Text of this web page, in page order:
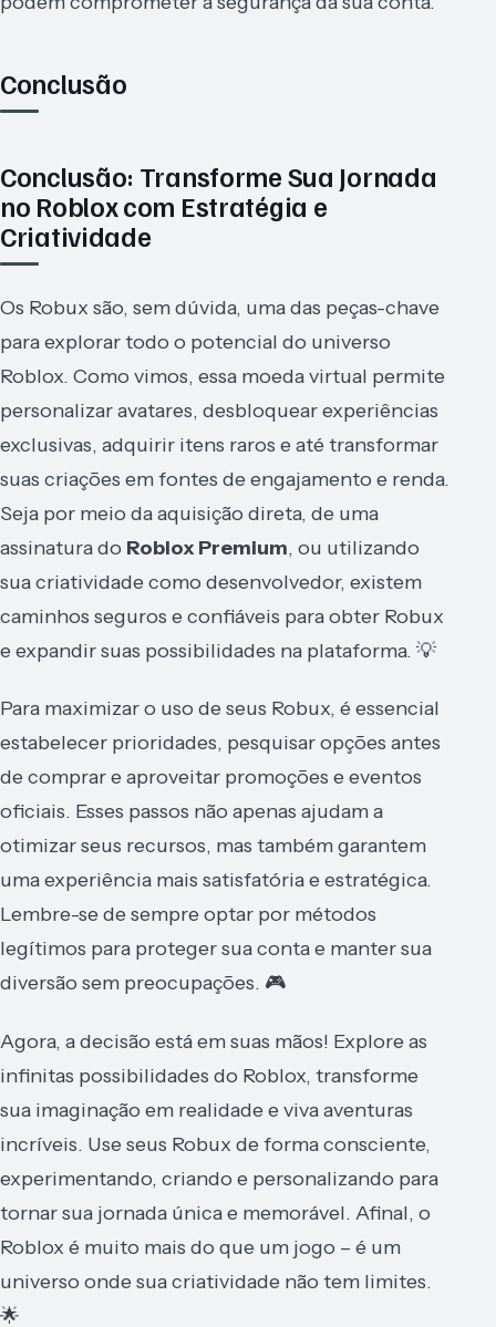
Conclusão
Conclusão: Transforme Sua Jornada
no Roblox com Estratégia e
Criatividade
Os Robux são, sem dúvida, uma das peças-chave
para explorar todo o potencial do universo
Roblox. Como vimos, essa moeda virtual permite
personalizar avatares, desbloquear experiências
exclusivas, adquirir itens raros e até transformar
suas criações em fontes de engajamento e renda.
Seja por meio da aquisição direta, de uma
assinatura do Roblox Premium, ou utilizando
sua criatividade como desenvolvedor, existem
caminhos seguros e confiáveis para obter Robux
e expandir suas possibilidades na plataforma. 💡
Para maximizar o uso de seus Robux, é essencial
estabelecer prioridades, pesquisar opções antes
de comprar e aproveitar promoções e eventos
oficiais. Esses passos não apenas ajudam a
otimizar seus recursos, mas também garantem
uma experiência mais satisfatória e estratégica.
Lembre-se de sempre optar por métodos
legítimos para proteger sua conta e manter sua
diversão sem preocupações. 🎮
Agora, a decisão está em suas mãos! Explore as
infinitas possibilidades do Roblox, transforme
sua imaginação em realidade e viva aventuras
incríveis. Use seus Robux de forma consciente,
experimentando, criando e personalizando para
tornar sua jornada única e memorável. Afinal, o
Roblox é muito mais do que um jogo – é um
universo onde sua criatividade não tem limites.
🌟